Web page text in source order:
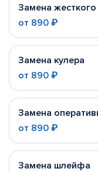
Замена жесткого
от 890 ₽
Замена кулера
от 890 ₽
Замена
от 890 ₽
Замена шлейфа